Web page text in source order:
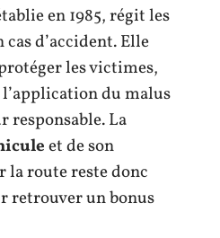
en 1985, régit les
d’accident. Elle
les victimes,
l’application du malus
responsable. La
et de son
route reste donc
retrouver un bonus